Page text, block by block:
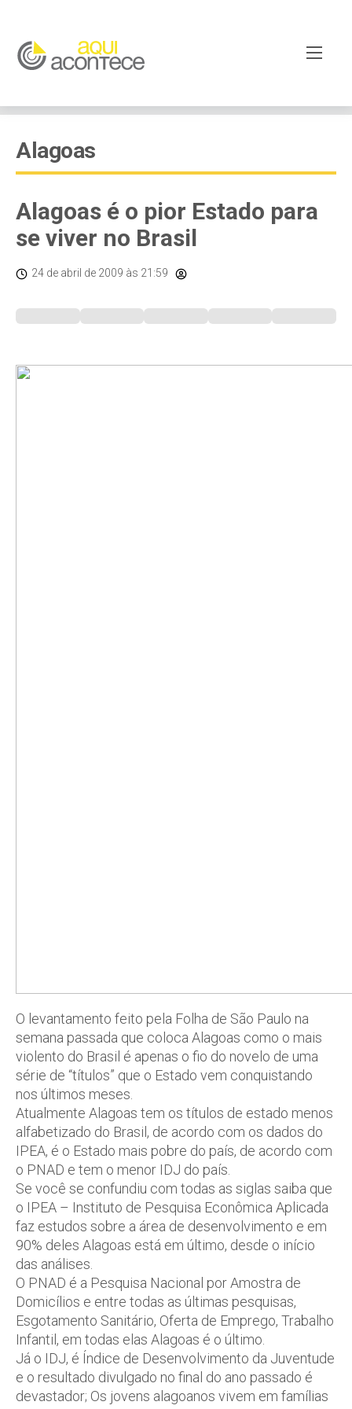
Alagoas
Alagoas é o pior Estado para
se viver no Brasil
24 de abril de 2009 às 21:59
O levantamento feito pela Folha de São Paulo na
semana passada que coloca Alagoas como o mais
violento do Brasil é apenas o fio do novelo de uma
série de “títulos” que o Estado vem conquistando
nos últimos meses.
Atualmente Alagoas tem os títulos de estado menos
alfabetizado do Brasil, de acordo com os dados do
IPEA, é o Estado mais pobre do país, de acordo com
o PNAD e tem o menor IDJ do país.
Se você se confundiu com todas as siglas saiba que
o IPEA – Instituto de Pesquisa Econômica Aplicada
faz estudos sobre a área de desenvolvimento e em
90% deles Alagoas está em último, desde o início
das análises.
O PNAD é a Pesquisa Nacional por Amostra de
Domicílios e entre todas as últimas pesquisas,
Esgotamento Sanitário, Oferta de Emprego, Trabalho
Infantil, em todas elas Alagoas é o último.
Já o IDJ, é Índice de Desenvolvimento da Juventude
e o resultado divulgado no final do ano passado é
devastador; Os jovens alagoanos vivem em famílias